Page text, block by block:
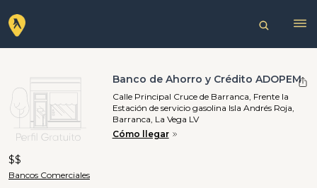
Banco de Ahorro y Crédito ADOPEM
Calle Principal Cruce de Barranca, Frente la
Estación de servicio gasolina Isla Andrés Roja,
Barranca, La Vega LV
Cómo llegar
$$
Bancos Comerciales